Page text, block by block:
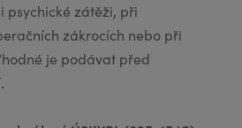
psychické zátěži, při
zákrocích nebo při
je podávat před